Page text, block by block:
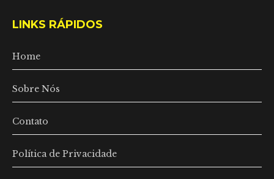
LINKS RÁPIDOS
Home
Sobre Nós
Contato
Política de Privacidade